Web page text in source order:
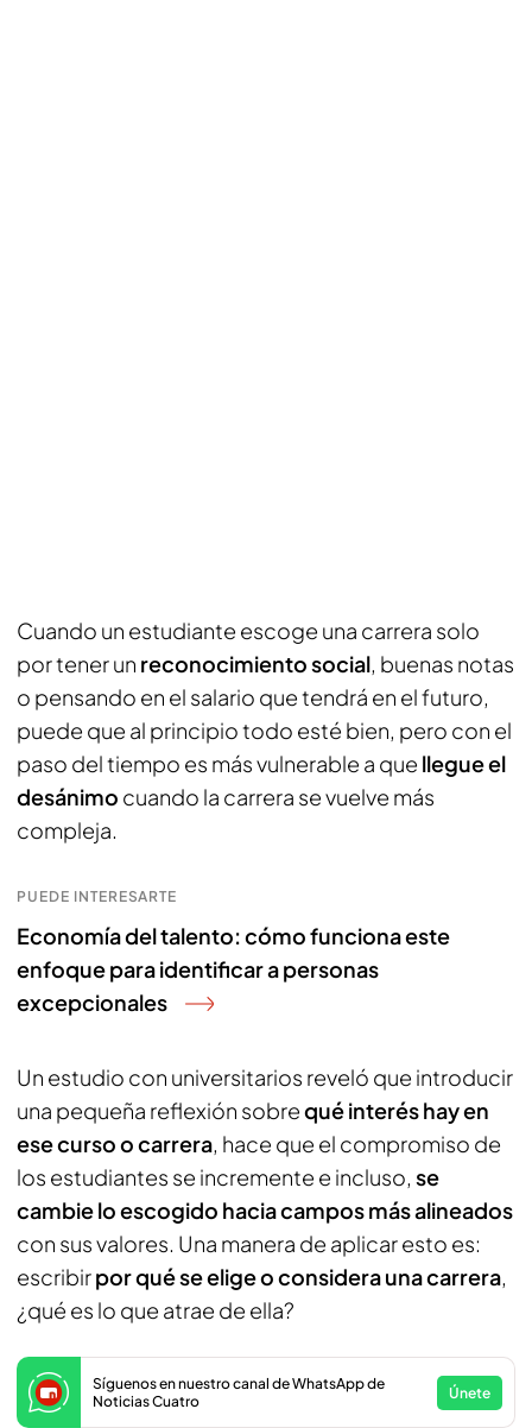
Cuando un estudiante escoge una carrera solo
por tener un reconocimiento social, buenas notas
o pensando en el salario que tendrá en el futuro,
puede que al principio todo esté bien, pero con el
paso del tiempo es más vulnerable a que llegue el
desánimo cuando la carrera se vuelve más
compleja.
PUEDE INTERESARTE
Economía del talento: cómo funciona este
enfoque para identificar a personas
excepcionales
Un estudio con universitarios reveló que introducir
una pequeña reflexión sobrequé interés hay en
ese curso o carrera, hace que el compromiso de
los estudiantes se incremente e incluso, se
cambie lo escogido hacia campos más alineados
con sus valores. Una manera de aplicar esto es:
escribirpor qué se elige o considera una carrera,
¿qué es lo que atrae de ella?
Síguenos en nuestro canal de WhatsApp de
Noticias Cuatro
Únete